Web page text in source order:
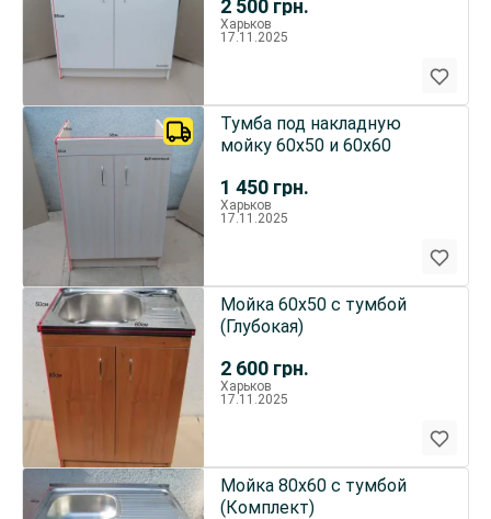
2 500 грн.
Харьков
17.11.2025
1 450 грн.
Тумба под накладную
мойку 60х50 и 60х60
Харьков
17.11.2025
2 600 грн.
Мойка 60х50 с тумбой
(Глубокая)
Харьков
17.11.2025
Мойка 80х60 с тумбой
(Комплект)